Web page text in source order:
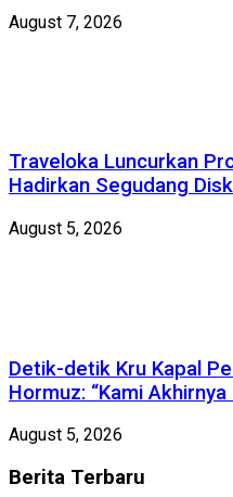
August 7, 2026
Traveloka Luncurkan
Hadirkan Segudang
August 5, 2026
Detik-detik Kru Kapal
Hormuz: “Kami
August 5, 2026
Berita Terbaru